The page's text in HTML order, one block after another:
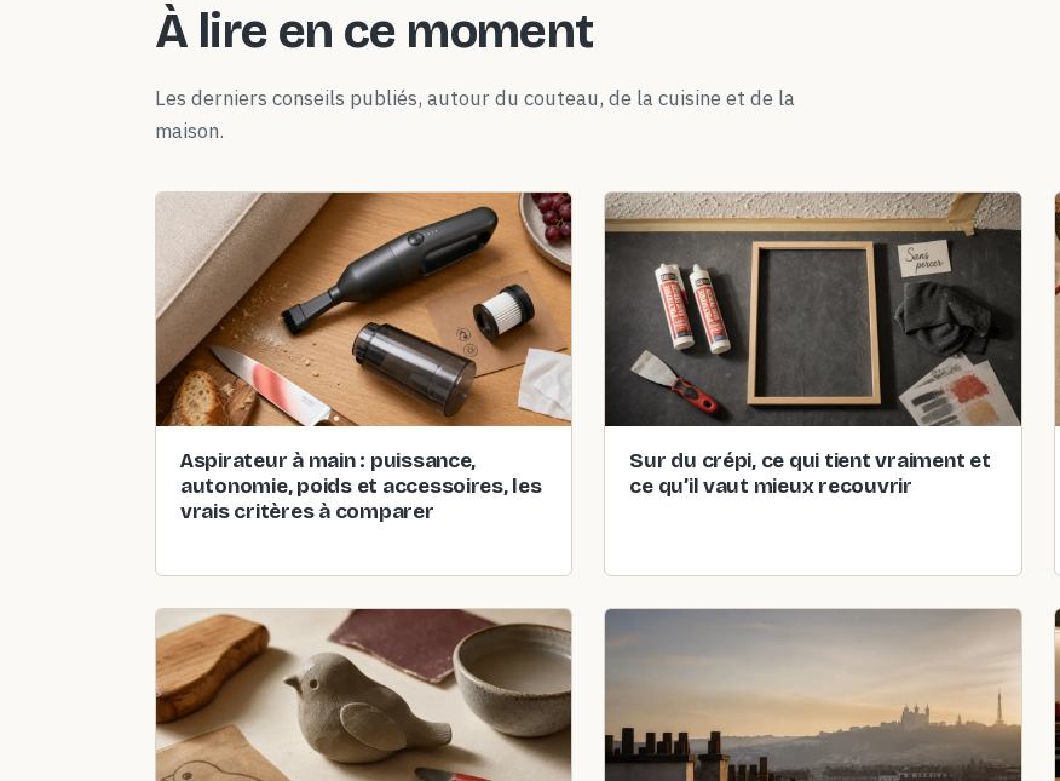
À lire en ce moment
Les derniers conseils publiés, autour du couteau, de la cuisine et de la
maison.
Aspirateur à main : puissance,
autonomie, poids et accessoires, les
vrais critères à comparer
Sur du crépi, ce qui tient vraiment et
ce qu’il vaut mieux recouvrir